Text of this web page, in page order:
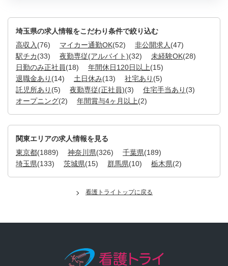
埼玉県の求人情報をこだわり条件で絞り込む
高収入 (76) マイカー通勤OK(52) 非公開求人 (47)
駅チカ(33) 夜勤専従(アルバイト)(32) 未経験OK(28)
日勤のみ正社員(18) 年間休日120日以上(15)
退職金あり (14) 土日休み(13) 社宅あり (5)
託児所あり (5) 夜勤専従(正社員)(3) 住宅手当あり (3)
オープニング(2) 年間賞与4ヶ月以上(2)
関東エリアの求人情報を見る
東京都(1889) 神奈川県(326) 千葉県(189)
埼玉県(133) 茨城県(15) 群馬県(10) 栃木県(2)
看護トライトップに戻る